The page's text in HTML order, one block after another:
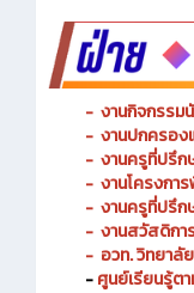
- งานกิจกรรม
- งานปกครอง
- งานครูที่ปรึก
- งานโครงกา
- งานครูที่ปรึก
- งานสวัสดิกา
- อวท. วิทยาลั
-ศูนย์เรียนรู้ต